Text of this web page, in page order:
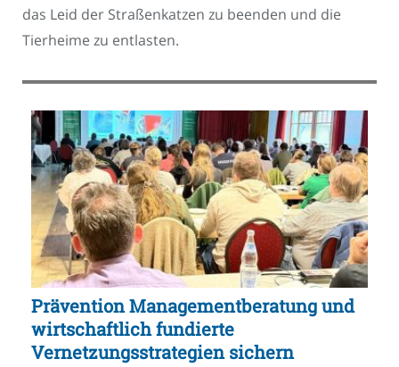
das Leid der Straßenkatzen zu beenden und die
Tierheime zu entlasten.
Prävention Managementberatung und
wirtschaftlich fundierte
Vernetzungsstrategien sichern